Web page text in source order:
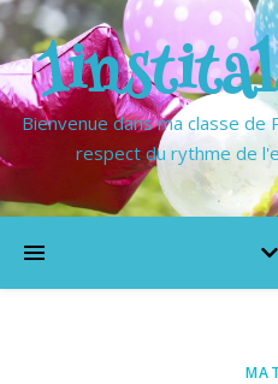
Bienvenue dans ma classe de
respect du rythme de